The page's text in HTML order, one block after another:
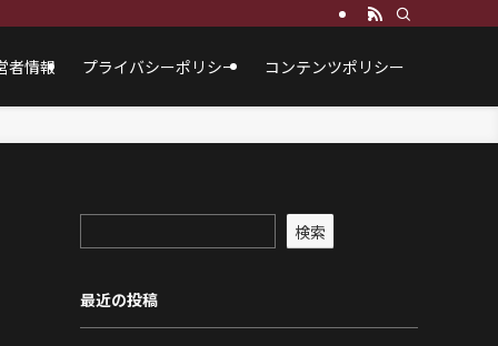
者情報 プライバシーポリシー コンテンツポリシー
検索
最近の投稿